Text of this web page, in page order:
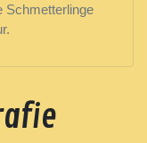
Schmetterlinge